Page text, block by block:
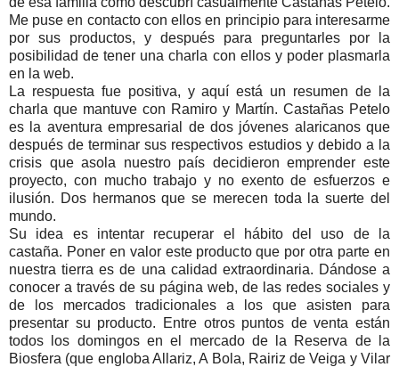
Me puse en contacto con ellos en principio para interesarme
por sus productos, y después para preguntarles por la
posibilidad de tener una charla con ellos y poder plasmarla
en la web.
La respuesta fue positiva, y aquí está un resumen de la
charla que mantuve con Ramiro y Martín. Castañas Petelo
es la aventura empresarial de dos jóvenes alaricanos que
después de terminar sus respectivos estudios y debido a la
crisis que asola nuestro país decidieron emprender este
proyecto, con mucho trabajo y no exento de esfuerzos e
ilusión. Dos hermanos que se merecen toda la suerte del
mundo.
Su idea es intentar recuperar el hábito del uso de la
castaña. Poner en valor este producto que por otra parte en
nuestra tierra es de una calidad extraordinaria. Dándose a
conocer a través de su página web, de las redes sociales y
de los mercados tradicionales a los que asisten para
presentar su producto. Entre otros puntos de venta están
todos los domingos en el mercado de la Reserva de la
Biosfera (que engloba Allariz, A Bola, Rairiz de Veiga y Vilar